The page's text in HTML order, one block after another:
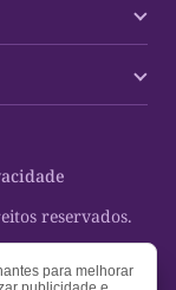
reservados.
para melhorar